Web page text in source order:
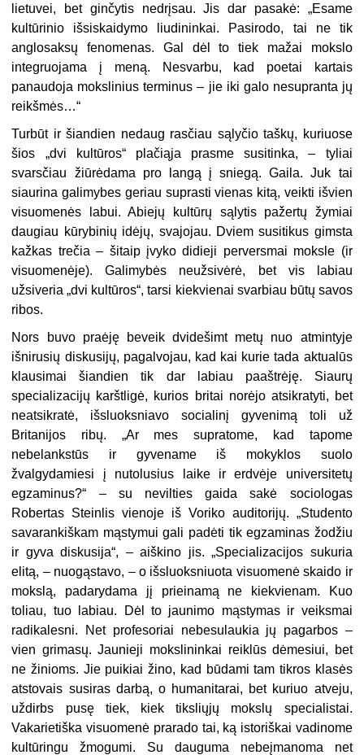
lietuvei, bet ginčytis nedrįsau. Jis dar pasakė: „Esame
kultūrinio išsiskaidymo liudininkai. Pasirodo, tai ne tik
anglosaksų fenomenas. Gal dėl to tiek mažai mokslo
integruojama į meną. Nesvarbu, kad poetai kartais
panaudoja mokslinius terminus – jie iki galo nesupranta jų
reikšmės…“
Turbūt ir šiandien nedaug rasčiau sąlyčio taškų, kuriuose
šios „dvi kultūros“ plačiąja prasme susitinka, – tyliai
svarsčiau žiūrėdama pro langą į sniegą. Gaila. Juk tai
siaurina galimybes geriau suprasti vienas kitą, veikti išvien
visuomenės labui. Abiejų kultūrų sąlytis pažertų žymiai
daugiau kūrybinių idėjų, svajojau. Dviem susitikus gimsta
kažkas trečia – šitaip įvyko didieji perversmai moksle (ir
visuomenėje). Galimybės neužsivėrė, bet vis labiau
užsiveria „dvi kultūros“, tarsi kiekvienai svarbiau būtų savos
ribos.
Nors buvo praėję beveik dvidešimt metų nuo atmintyje
išnirusių diskusijų, pagalvojau, kad kai kurie tada aktualūs
klausimai šiandien tik dar labiau paaštrėję. Siaurų
specializacijų karštligė, kurios britai norėjo atsikratyti, bet
neatsikratė, išsluoksniavo socialinį gyvenimą toli už
Britanijos ribų. „Ar mes supratome, kad tapome
nebelankstūs ir gyvename iš mokyklos suolo
žvalgydamiesi į nutolusius laike ir erdvėje universitetų
egzaminus?“ – su nevilties gaida sakė sociologas
Robertas Steinlis vienoje iš Voriko auditorijų. „Studento
savarankiškam mąstymui gali padėti tik egzaminas žodžiu
ir gyva diskusija“, – aiškino jis. „Specializacijos sukuria
elitą, – nuogąstavo, – o išsluoksniuota visuomenė skaido ir
mokslą, padarydama jį prieinamą ne kiekvienam. Kuo
toliau, tuo labiau. Dėl to jaunimo mąstymas ir veiksmai
radikalesni. Net profesoriai nebesulaukia jų pagarbos –
vien grimasų. Jaunieji mokslininkai reiklūs dėmesiui, bet
ne žinioms. Jie puikiai žino, kad būdami tam tikros klasės
atstovais susiras darbą, o humanitarai, bet kuriuo atveju,
uždirbs pusę tiek, kiek tiksliųjų mokslų specialistai.
Vakarietiška visuomenė prarado tai, ką istoriškai vadinome
kultūringu žmogumi. Su dauguma nebeįmanoma net